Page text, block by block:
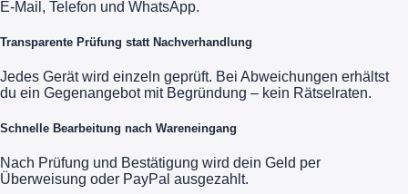
E-Mail, Telefon und WhatsApp.
Transparente Prüfung statt Nachverhandlung
Jedes Gerät wird einzeln geprüft. Bei Abweichungen erhältst
du ein Gegenangebot mit Begründung – kein Rätselraten.
Schnelle Bearbeitung nach Wareneingang
Nach Prüfung und Bestätigung wird dein Geld per
Überweisung oder PayPal ausgezahlt.